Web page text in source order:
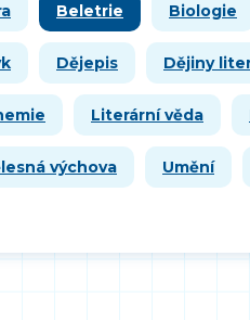
Beletrie Biologie
Dějepis Dějiny
Literární věda
výchova Umění